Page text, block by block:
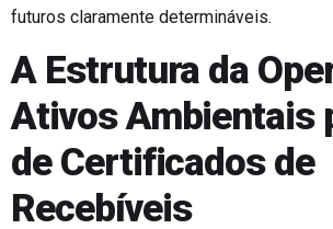
futuros claramente determináveis.
A Estrutura da
Ativos Ambientais
de Certificados de
Recebíveis